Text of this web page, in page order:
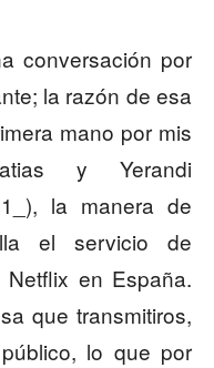
conversación por
la razón de esa
mano por mis
y Yerandi
la manera de
el servicio de
en España.
que transmitiros,
lo que por